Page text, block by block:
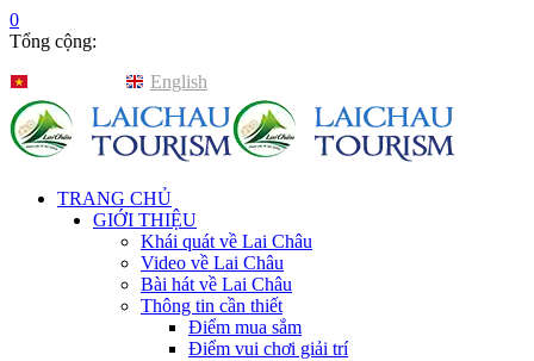
0
Tổng cộng:
English
TRANG CHỦ
GIỚI THIỆU
Khái quát về Lai Châu
Video về Lai Châu
Bài hát về Lai Châu
Thông tin cần thiết
Điểm mua sắm
Điểm vui chơi giải trí